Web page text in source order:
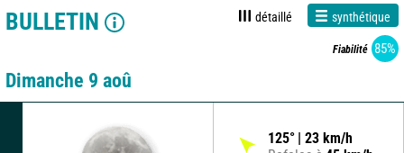
BULLETIN détaillé synthétique
Fiabilité 85%
Dimanche 9 aoû
125° 23 km/h